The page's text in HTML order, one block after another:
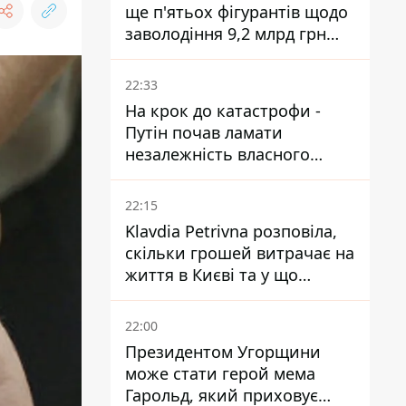
ще п'ятьох фігурантів щодо
заволодіння 9,2 млрд грн
ПриватБанку скерували до
суду
22:33
На крок до катастрофи -
Путін почав ламати
незалежність власного
Центробанку, змусивши
знизити базову ставку
22:15
Klavdia Petrivna розповіла,
скільки грошей витрачає на
життя в Києві та у що
вкладає мільйони
22:00
Президентом Угорщини
може стати герой мема
Гарольд, який приховує